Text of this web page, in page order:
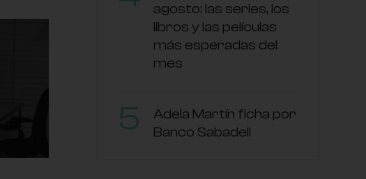
agosto: las series, los
libros y las películas
más esperadas del
mes
Adela Martín ficha por
Banco Sabadell